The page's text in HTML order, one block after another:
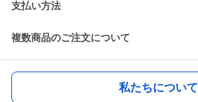
支払い方法
複数商品のご注文について
私たちについて